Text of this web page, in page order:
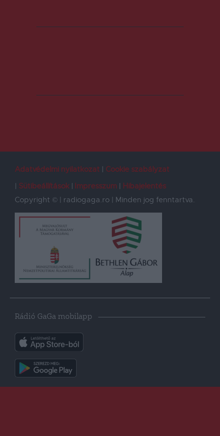
Adatvédelmi nyilatkozat
Cookie szabályzat
Sütibeállítások
Impresszum
Hibajelentés
Copyright © | radiogaga.ro | Minden jog fenntartva.
Rádió GaGa mobilapp